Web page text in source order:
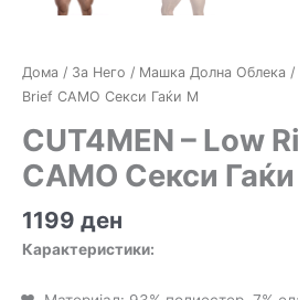
Дома / За Него / Машка Долна Облека /
Brief CAMO Секси Гаќи M
CUT4MEN – Low
CAMO Секси
1199 ден
Карактеристики: